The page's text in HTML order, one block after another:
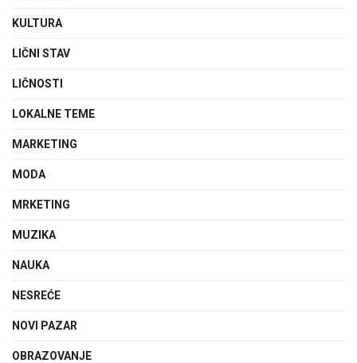
KULTURA
LIČNI STAV
LIČNOSTI
LOKALNE TEME
MARKETING
MODA
MRKETING
MUZIKA
NAUKA
NESREĆE
NOVI PAZAR
OBRAZOVANJE